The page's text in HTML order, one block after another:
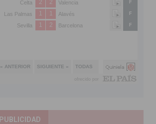
PUBLICIDAD